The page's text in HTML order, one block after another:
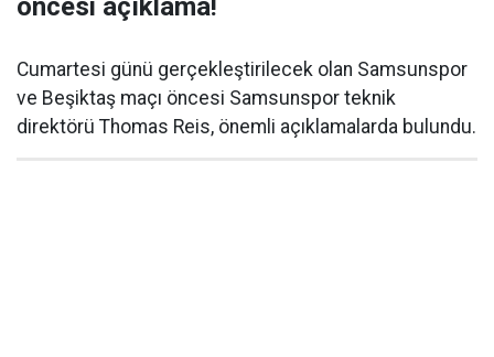
öncesi açıklama!
Cumartesi günü gerçekleştirilecek olan Samsunspor
ve Beşiktaş maçı öncesi Samsunspor teknik
direktörü Thomas Reis, önemli açıklamalarda bulundu.